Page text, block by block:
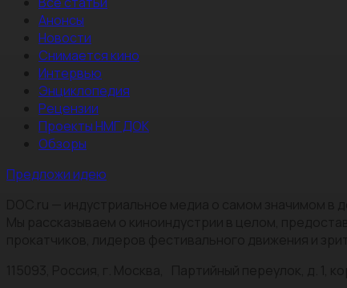
Анонсы
Новости
Снимается кино
Интервью
Энциклопедия
Рецензии
Проекты НМГ ДОК
Обзоры
Предложи идею